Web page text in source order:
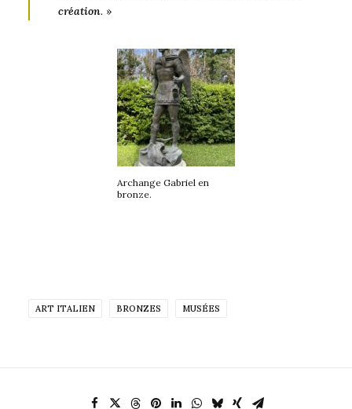
création. »
Archange Gabriel en
bronze.
ART ITALIEN BRONZES MUSÉES